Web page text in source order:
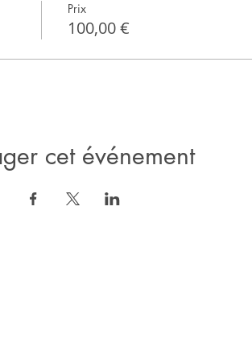
Prix
100,00 €
cet événement